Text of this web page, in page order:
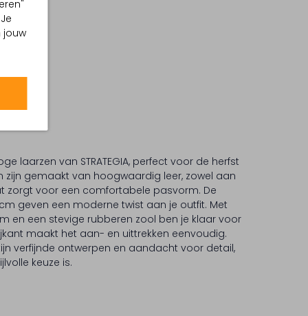
jouw
laarzen van STRATEGIA, perfect voor de herfst
zijn gemaakt van hoogwaardig leer, zowel aan
zorgt voor een comfortabele pasvorm. De
geven een moderne twist aan je outfit. Met
en een stevige rubberen zool ben je klaar voor
maakt het aan- en uittrekken eenvoudig.
verfijnde ontwerpen en aandacht voor detail,
keuze is.